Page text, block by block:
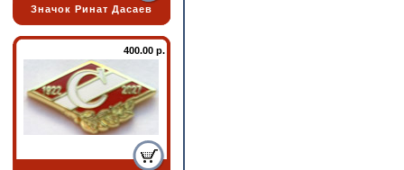
Значок Ринат Дасаев
400.00 р.